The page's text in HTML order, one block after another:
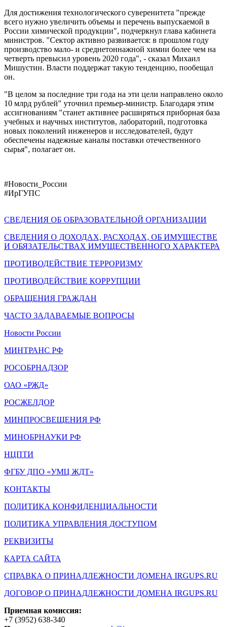
Для достижения технологического суверенитета "прежде
всего нужно увеличить объемы и перечень выпускаемой в
России химической продукции", подчеркнул глава кабинета
министров. "Сектор активно развивается: в прошлом году
производство мало- и среднетоннажной химии более чем на
четверть превысил уровень 2020 года", - сказал Михаил
Мишустин. Власти поддержат такую тенденцию, пообещал
он.
"В целом за последние три года на эти цели направлено около
10 млрд рублей" уточнил премьер-министр. Благодаря этим
ассигнованиям "станет активнее расширяться приборная база
учебных и научных институтов, лабораторий, подготовка
новых поколений инженеров и исследователей, будут
обеспечены надежные каналы поставки отечественного
сырья", полагает он.
#Новости_России
#ИрГУПС
СВЕДЕНИЯ ОБ ОБРАЗОВАТЕЛЬНОЙ ОРГАНИЗАЦИИ
СВЕДЕНИЯ О ДОХОДАХ, РАСХОДАХ, ОБ ИМУЩЕСТВЕ
И ОБЯЗАТЕЛЬСТВАХ ИМУЩЕСТВЕННОГО ХАРАКТЕРА
ПРОТИВОДЕЙСТВИЕ ТЕРРОРИЗМУ
ПРОТИВОДЕЙСТВИЕ КОРРУПЦИИ
ОБРАЩЕНИЯ ГРАЖДАН
ЧАСТО ЗАДАВАЕМЫЕ ВОПРОСЫ
Новости России
МИНТРАНС РФ
РОСОБРНАДЗОР
ОАО «РЖД»
РОСЖЕЛДОР
МИНПРОСВЕЩЕНИЯ РФ
МИНОБРНАУКИ РФ
НЦПТИ
ФГБУ ДПО «УМЦ ЖДТ»
КОНТАКТЫ
ПОЛИТИКА КОНФИДЕНЦИАЛЬНОСТИ
ПОЛИТИКА УПРАВЛЕНИЯ ДОСТУПОМ
РЕКВИЗИТЫ
КАРТА САЙТА
СПРАВКА О ПРИНАДЛЕЖНОСТИ ДОМЕНА IRGUPS.RU
ДОГОВОР О ПРИНАДЛЕЖНОСТИ ДОМЕНА IRGUPS.RU
Приемная комиссия:
+7 (3952) 638-340